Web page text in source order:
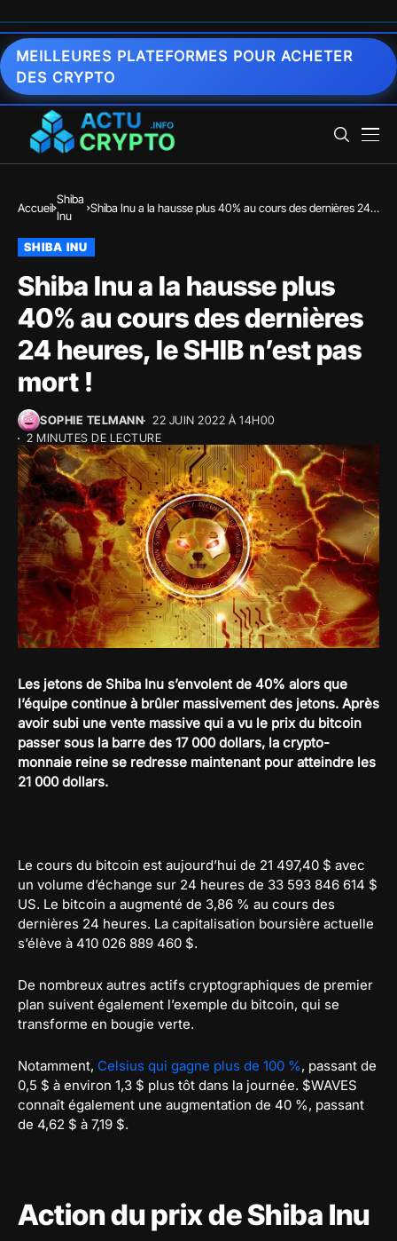
MEILLEURES PLATEFORMES POUR ACHETER
DES CRYPTO
Accueil
Shiba
Inu
Shiba Inu a la hausse plus 40% au cours des dernières 24
SHIBA INU
Shiba Inu a la hausse plus
40% au cours des dernières
24 heures, le SHIB n’est pas
mort !
SOPHIE TELMANN
22 JUIN 2022 À 14H00
2 MINUTES DE LECTURE
Les jetons de Shiba Inu s’envolent de 40% alors que
l’équipe continue à brûler massivement des jetons. Après
avoir subi une vente massive qui a vu le prix du bitcoin
passer sous la barre des 17 000 dollars, la crypto-
monnaie reine se redresse maintenant pour atteindre les
21 000 dollars.
Le cours du bitcoin est aujourd’hui de 21 497,40 $ avec
un volume d’échange sur 24 heures de 33 593 846 614 $
US. Le bitcoin a augmenté de 3,86 % au cours des
dernières 24 heures. La capitalisation boursière actuelle
s’élève à 410 026 889 460 $.
De nombreux autres actifs cryptographiques de premier
plan suivent également l’exemple du bitcoin, qui se
transforme en bougie verte.
Notamment, Celsius qui gagne plus de 100 %, passant de
0,5 $ à environ 1,3 $ plus tôt dans la journée. $WAVES
connaît également une augmentation de 40 %, passant
de 4,62 $ à 7,19 $.
Action du prix de Shiba Inu